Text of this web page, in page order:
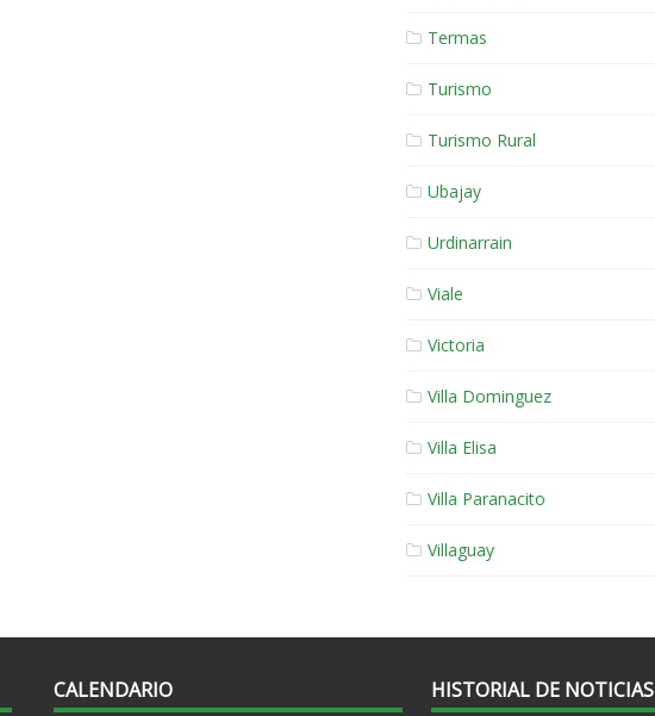
Termas
Turismo
Turismo Rural
Ubajay
Urdinarrain
Viale
Victoria
Villa Dominguez
Villa Elisa
Villa Paranacito
Villaguay
CALENDARIO HISTORIAL DE NOTICIAS